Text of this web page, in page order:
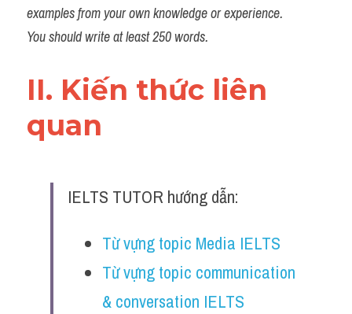
Listening
Speaking
Writing
Reading
examples from your own knowledge or experience.
You should write at least 250 words.
II. Kiến thức liên
quan
IELTS TUTOR hướng dẫn:
Từ vựng topic Media IELTS
Từ vựng topic communication
& conversation IELTS